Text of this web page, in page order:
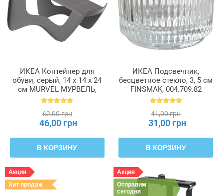
ИКЕА Контейнер для
обуви, серый, 14 x 14 x 24
см MURVEL МУРВЕЛЬ,
204.348.32
62,00 грн
46,00 грн
В КОРЗИНУ
ИКЕА Подсвечник,
бесцветное стекло, 3, 5 см
FINSMAK, 004.709.82
41,00 грн
31,00 грн
В КОРЗИНУ
Акция
Хит продаж
Акция
Отправим
сегодня